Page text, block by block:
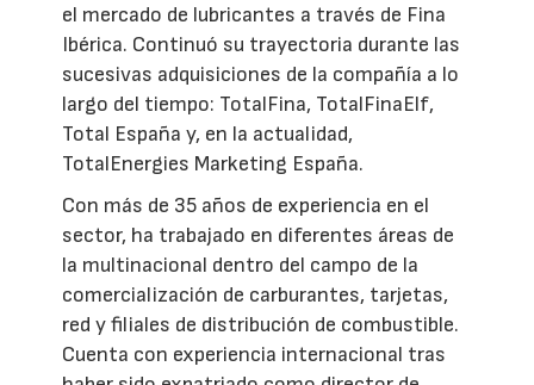
el mercado de lubricantes a través de Fina
Ibérica. Continuó su trayectoria durante las
sucesivas adquisiciones de la compañía a lo
largo del tiempo: TotalFina, TotalFinaElf,
Total España y, en la actualidad,
TotalEnergies Marketing España.
Con más de 35 años de experiencia en el
sector, ha trabajado en diferentes áreas de
la multinacional dentro del campo de la
comercialización de carburantes, tarjetas,
red y filiales de distribución de combustible.
Cuenta con experiencia internacional tras